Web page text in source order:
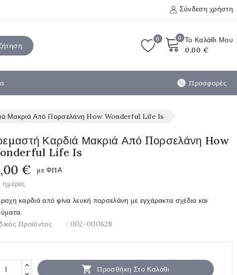
Σύνδεση χρήστη
0 Το Καλάθι Μου
0,00 €
0
Προσφορές
Μακριά Από Πορσελάνη How Wonderful Life Is
Καρδιά Μακριά Από Πορσελάνη How
Life Is
€
με ΦΠΑ
καρδιά από φίνα λευκή πορσελάνη με εγχάρακτα σχέδια και
Προϊόντος
: 002-000628
 Προσθήκη Στο Καλάθι